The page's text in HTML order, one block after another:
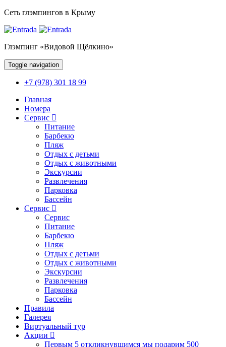
Сеть глэмпингов в Крыму
Глэмпинг «Видовой Щёлкино»
Toggle navigation
+7 (978) 301 18 99
Главная
Номера
Сервис
Питание
Барбекю
Пляж
Отдых с детьми
Отдых с животными
Экскурсии
Развлечения
Парковка
Бассейн
Сервис
Сервис
Питание
Барбекю
Пляж
Отдых с детьми
Отдых с животными
Экскурсии
Развлечения
Парковка
Бассейн
Правила
Галерея
Виртуальный тур
Акции
Первым 5 откликнувшимся мы подарим 500